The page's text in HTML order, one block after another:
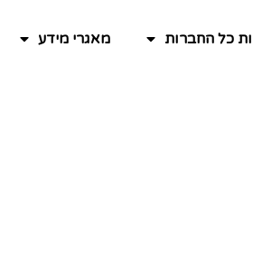
כל החברות מאגרי מידע